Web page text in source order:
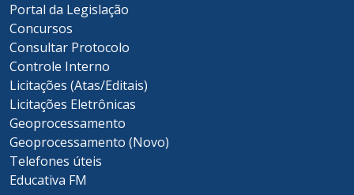
Portal da Legislação
Concursos
Consultar Protocolo
Controle Interno
Licitações (Atas/Editais)
Licitações Eletrônicas
Geoprocessamento
Geoprocessamento (Novo)
Telefones úteis
Educativa FM